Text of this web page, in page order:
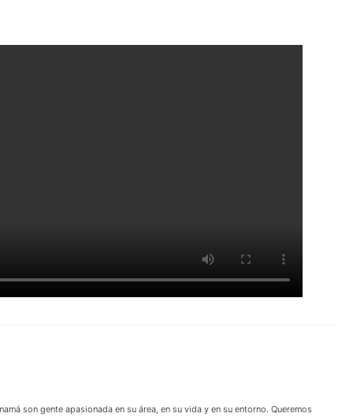
son gente apasionada en su área, en su vida y en su entorno. Queremos